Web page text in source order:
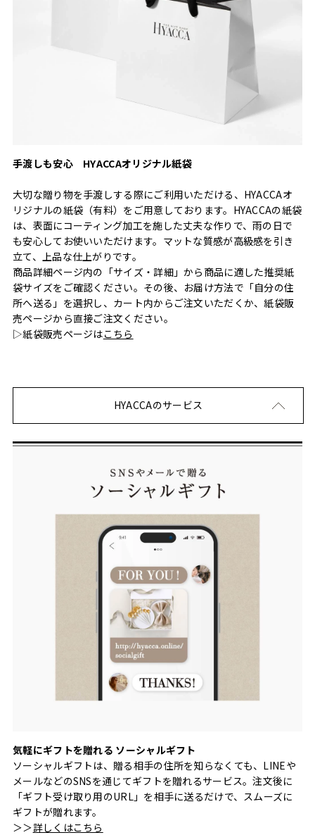
手渡しも安心 HYACCAオリジナル紙袋
大切な贈り物を手渡しする際にご利用いただける、HYACCAオ
リジナルの紙袋（有料）をご用意しております。HYACCAの紙袋
は、表面にコーティング加工を施した丈夫な作りで、雨の日で
も安心してお使いいただけます。マットな質感が高級感を引き
立て、上品な仕上がりです。
商品詳細ページ内の「サイズ・詳細」から商品に適した推奨紙
袋サイズをご確認ください。その後、お届け方法で「自分の住
所へ送る」を選択し、カート内からご注文いただくか、紙袋販
売ページから直接ご注文ください。
▷紙袋販売ページはこちら
HYACCAのサービス
気軽にギフトを贈れる ソーシャルギフト
ソーシャルギフトは、贈る相手の住所を知らなくても、LINEや
メールなどのSNSを通じてギフトを贈れるサービス。注文後に
「ギフト受け取り用のURL」を相手に送るだけで、スムーズに
ギフトが贈れます。
＞＞詳しくはこちら